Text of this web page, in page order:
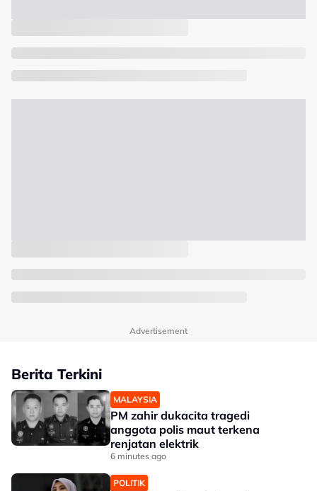
Advertisement
Berita Terkini
MALAYSIA
PM zahir dukacita tragedi
anggota polis maut terkena
renjatan elektrik
6 minutes ago
POLITIK